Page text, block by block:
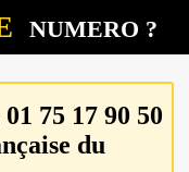
NUMERO ?
01 75 17 90 50
du